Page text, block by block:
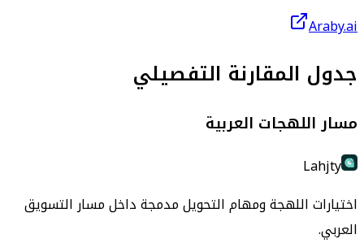
Araby.ai
جدول المقارنة التفصيلي
مسار اللهجات العربية
Lahjty
اختيارات اللهجة ومهام التحويل مدمجة داخل مسار التسويق
العربي.